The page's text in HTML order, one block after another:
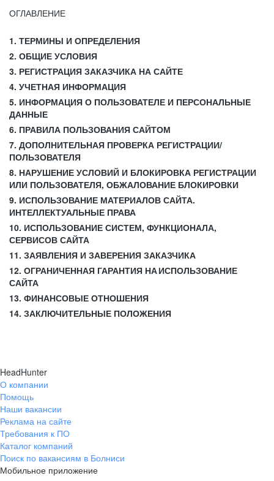
ОГЛАВЛЕНИЕ
1. ТЕРМИНЫ И ОПРЕДЕЛЕНИЯ
2. ОБЩИЕ УСЛОВИЯ
3. РЕГИСТРАЦИЯ ЗАКАЗЧИКА НА САЙТЕ
4. УЧЕТНАЯ ИНФОРМАЦИЯ
5. ИНФОРМАЦИЯ О ПОЛЬЗОВАТЕЛЕ И ПЕРСОНАЛЬНЫЕ
ДАННЫЕ
6. ПРАВИЛА ПОЛЬЗОВАНИЯ САЙТОМ
7. ДОПОЛНИТЕЛЬНАЯ ПРОВЕРКА РЕГИСТРАЦИИ/
ПОЛЬЗОВАТЕЛЯ
8. НАРУШЕНИЕ УСЛОВИЙ И БЛОКИРОВКА РЕГИСТРАЦИИ
ИЛИ ПОЛЬЗОВАТЕЛЯ, ОБЖАЛОВАНИЕ БЛОКИРОВКИ
9. ИСПОЛЬЗОВАНИЕ МАТЕРИАЛОВ САЙТА.
ИНТЕЛЛЕКТУАЛЬНЫЕ ПРАВА
10. ИСПОЛЬЗОВАНИЕ СИСТЕМ, ФУНКЦИОНАЛА,
СЕРВИСОВ САЙТА
11. ЗАЯВЛЕНИЯ И ЗАВЕРЕНИЯ ЗАКАЗЧИКА
12. ОГРАНИЧЕННАЯ ГАРАНТИЯ НА ИСПОЛЬЗОВАНИЕ
САЙТА
13. ФИНАНСОВЫЕ ОТНОШЕНИЯ
14. ЗАКЛЮЧИТЕЛЬНЫЕ ПОЛОЖЕНИЯ
HeadHunter
О компании
Помощь
Наши вакансии
Реклама на сайте
Требования к ПО
Каталог компаний
Поиск по вакансиям в Болниси
Мобильное приложение